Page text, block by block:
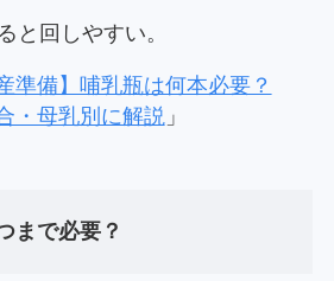
と回しやすい。
準備】哺乳瓶は何本必要？
・母乳別に解説 」
まで必要？